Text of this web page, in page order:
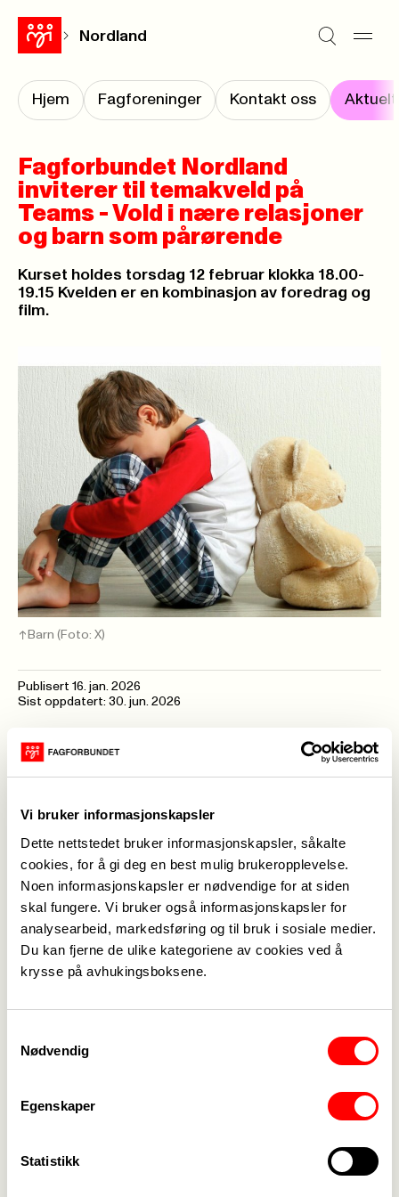
Vi bruker informasjonskapsler
Dette nettstedet bruker informasjonskapsler, såkalte
cookies, for å gi deg en best mulig brukeropplevelse.
Noen informasjonskapsler er nødvendige for at siden
skal fungere. Vi bruker også informasjonskapsler for
analysearbeid, markedsføring og til bruk i sosiale medier.
Du kan fjerne de ulike kategoriene av cookies ved å
krysse på avhukingsboksene.
Nødvendig
Egenskaper
Statistikk
Nordland
Hjem Fagforeninger Kontakt oss Aktuelt
Fagforbundet Nordland
inviterer til temakveld på
Teams - Vold i nære relasjoner
og barn som pårørende
Kurset holdes torsdag 12 februar klokka 18.00-
19.15 Kvelden er en kombinasjon av foredrag og
film.
Barn (Foto: X)
Publisert 16. jan. 2026
Sist oppdatert: 30. jun. 2026
Gerd Helene Irgens vil holde foredrag om dette
viktige, men vanskelige temaet.
seniorrådgiver og kst.seksjonsleder i avdeling for
rusmedisin, Helse Bergen. Hun har lang fartstid fra
rusfeltet med klinisk arbeid rettet mot pasienter
og pårørende. Barn som pårørende er et sentralt
tema i hennes arbeid. Irgens gjør oppdrag på
vegne avorganisasjonen Rusfri Oppvekst.
Kortfilmen HYSJ handler om 12-åringen Martin
tider en tøff virkelighet. Med en alkoholisert far, og
blir Martin tvunget til å gjøre det som skal til for å
g på teams arrangementet bruk